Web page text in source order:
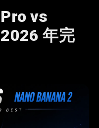
vs
年完